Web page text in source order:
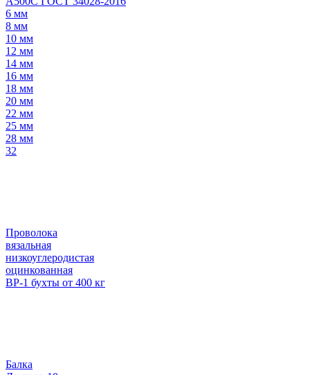
6 мм
8 мм
10 мм
12 мм
14 мм
16 мм
18 мм
20 мм
22 мм
25 мм
28 мм
32
Проволока
вязальная
низкоуглеродистая
оцинкованная
ВР-1 бухты от 400 кг
Балка